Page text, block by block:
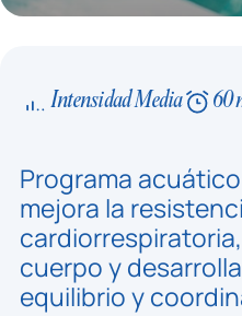
Intensidad Media 60
Programa
mejora la
cuerpo y
equilibrio y